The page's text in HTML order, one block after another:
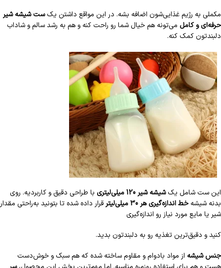
مکملی به رژیم غذایی‌شون اضافه بشه. در این مواقع داشتن یکست شیشه شیر
حرفه‌ای و کامل می‌تونه هم خیال شما رو راحت کنه و هم به رشد سالم و شاداب
دلبندتون کمک کنه.
این ست شامل یکشیشه شیر 120 میلی‌لیتری
با طراحی دقیق و کاربردیه. روی
بدنه شیشه خط اندازه‌گیری هر 30 میلی‌لیتر
قرار داده شده تا بتونید به‌راحتی مقدار
شیر یا مایع مورد نیاز رو اندازه‌گیری
کنید و دقیق‌ترین تغذیه رو به دلبندتون بدید.
جنس شیشه از مواد بادوام و مقاوم ساخته شده که هم سبک و خوش‌دست